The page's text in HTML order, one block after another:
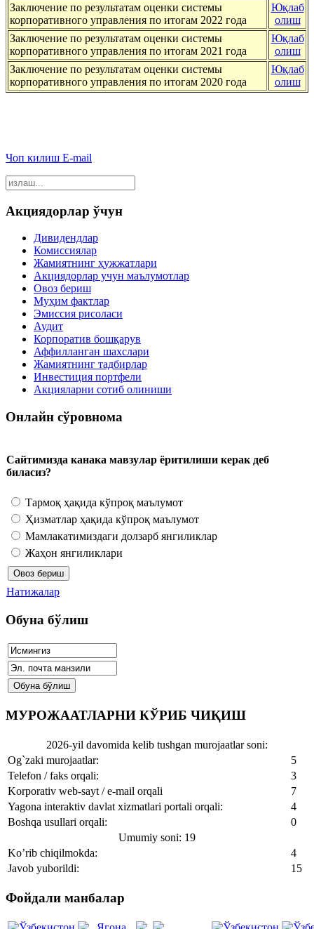
Заключение по результатам оценки системы
корпоративного управления по итогам 2022 года
Юқлаб
олиш
Заключение по результатам оценки системы
корпоративного управления по итогам 2021 года
Юқлаб
олиш
Заключение по результатам оценки системы
корпоративного управления по итогам 2020 года
Юқлаб
олиш
Чоп килиш E-mail
Акциядорлар ўчун
Дивидендлар
Комиссиялар
Жамиятнинг ҳужжатлари
Акциядорлар учун маълумотлар
Овоз бериш
Муҳим фактлар
Эмиссия рисоласи
Аудит
Корпоратив бошқарув
Аффилланган шахслари
Жамиятнинг тадбирлар
Инвестиция портфели
Акцияларни сотиб олиниши
Онлайн сўровнома
Сайтимизда канака мавзулар ёритилиши керак деб
биласиз?
Тармоқ ҳақида кўпроқ маълумот
Ҳизматлар ҳақида кўпроқ маълумот
Мамлакатимиздаги долзарб янгиликлар
Жаҳон янгиликлари
Натижалар
Обуна бўлиш
МУРОЖААТЛАРНИ КЎРИБ ЧИҚИШ
2026-yil davomida kelib tushgan murojaatlar soni:
Og`zaki murojaatlar:
5
Telefon / faks orqali:
3
Korporativ web-sayt / e-mail orqali
7
Yagona interaktiv davlat xizmatlari portali orqali:
4
Boshqa usullari orqali:
0
Umumiy soni: 19
Ko’rib chiqilmokda:
4
Javob yuborildi:
15
Фойдали манбалар